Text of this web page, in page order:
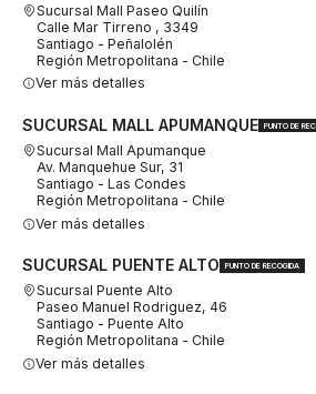
Sucursal Mall Paseo Quilín
Calle Mar Tirreno , 3349
Santiago - Peñalolén
Región Metropolitana - Chile
Ver más detalles
SUCURSAL MALL APUMANQUE PUNTO DE
Sucursal Mall Apumanque
Av. Manquehue Sur, 31
Santiago - Las Condes
Región Metropolitana - Chile
Ver más detalles
SUCURSAL PUENTE ALTO PUNTO DE RECOGIDA
Sucursal Puente Alto
Paseo Manuel Rodriguez, 46
Santiago - Puente Alto
Región Metropolitana - Chile
Ver más detalles